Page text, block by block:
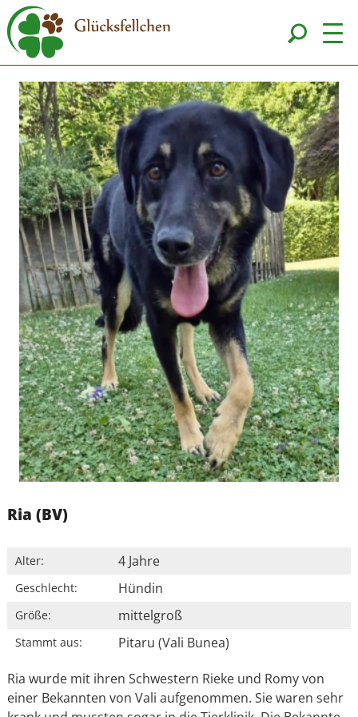
Ria (BV)
Alter: 4 Jahre
Geschlecht: Hündin
Größe: mittelgroß
Stammt aus: Pitaru (Vali Bunea)
Ria wurde mit ihren Schwestern Rieke und Romy von
einer Bekannten von Vali aufgenommen. Sie waren sehr